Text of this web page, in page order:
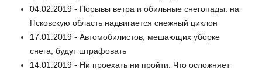
04.02.2019 - Порывы ветра и обильные снегопады: на
Псковскую область надвигается снежный циклон
17.01.2019 - Автомобилистов, мешающих уборке
снега, будут штрафовать
14.01.2019 - Ни проехать ни пройти. Что осложняет